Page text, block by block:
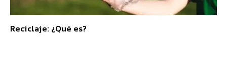
Reciclaje: ¿Qué es?